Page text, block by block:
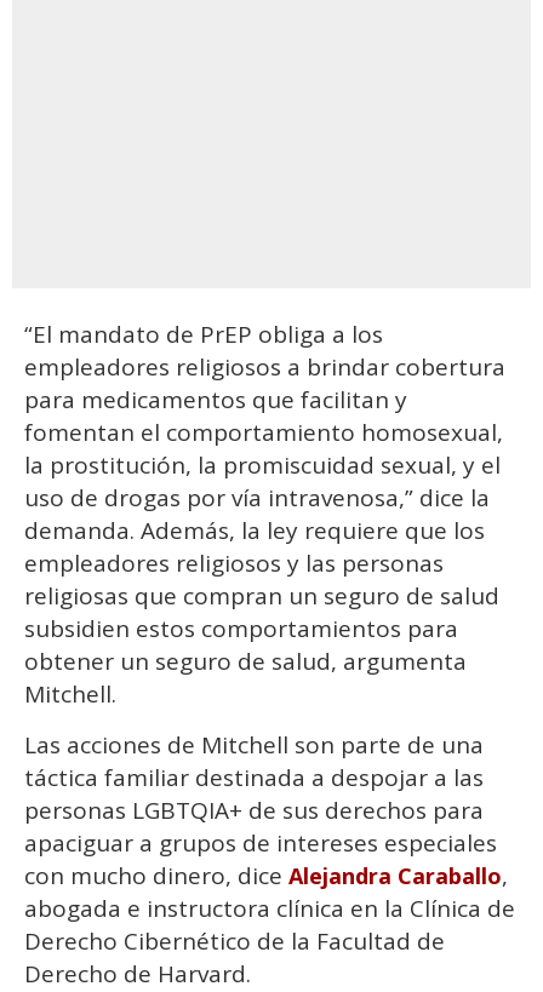
“El mandato de PrEP obliga a los
empleadores religiosos a brindar cobertura
para medicamentos que facilitan y
fomentan el comportamiento homosexual,
la prostitución, la promiscuidad sexual, y el
uso de drogas por vía intravenosa,” dice la
demanda. Además, la ley requiere que los
empleadores religiosos y las personas
religiosas que compran un seguro de salud
subsidien estos comportamientos para
obtener un seguro de salud, argumenta
Mitchell.
Las acciones de Mitchell son parte de una
táctica familiar destinada a despojar a las
personas LGBTQIA+ de sus derechos para
apaciguar a grupos de intereses especiales
con mucho dinero, dice Alejandra Caraballo,
abogada e instructora clínica en la Clínica de
Derecho Cibernético de la Facultad de
Derecho de Harvard.